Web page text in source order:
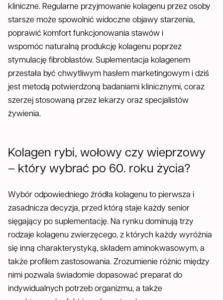
kliniczne. Regularne przyjmowanie kolagenu przez osoby
starsze może spowolnić widoczne objawy starzenia,
poprawić komfort funkcjonowania stawów i
wspomóc naturalną produkcję kolagenu poprzez
stymulację fibroblastów. Suplementacja kolagenem
przestała być chwytliwym hasłem marketingowym i dziś
jest metodą potwierdzoną badaniami klinicznymi, coraz
szerzej stosowaną przez lekarzy oraz specjalistów
żywienia.
Kolagen rybi, wołowy czy wieprzowy
– który wybrać po 60. roku życia?
Wybór odpowiedniego źródła kolagenu to pierwsza i
zasadnicza decyzja, przed którą staje każdy senior
sięgający po suplementację. Na rynku dominują trzy
rodzaje kolagenu zwierzęcego, z których każdy wyróżnia
się inną charakterystyką, składem aminokwasowym, a
także profilem zastosowania. Zrozumienie różnic między
nimi pozwala świadomie dopasować preparat do
indywidualnych potrzeb organizmu, a także